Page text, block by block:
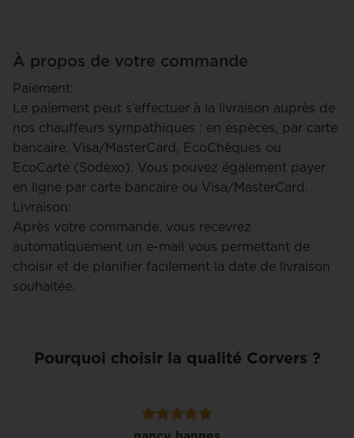
À propos de votre commande
Paiement:
Le paiement peut s’effectuer à la livraison auprès de
nos chauffeurs sympathiques : en espèces, par carte
bancaire, Visa/MasterCard, EcoChèques ou
EcoCarte (Sodexo). Vous pouvez également payer
en ligne par carte bancaire ou Visa/MasterCard.
Livraison:
Après votre commande, vous recevrez
automatiquement un e-mail vous permettant de
choisir et de planifier facilement la date de livraison
souhaitée.
Pourquoi choisir la qualité Corvers ?